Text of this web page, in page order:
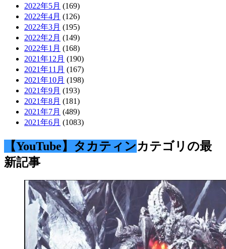
2022年5月 (169)
2022年4月 (126)
2022年3月 (195)
2022年2月 (149)
2022年1月 (168)
2021年12月 (190)
2021年11月 (167)
2021年10月 (198)
2021年9月 (193)
2021年8月 (181)
2021年7月 (489)
2021年6月 (1083)
【YouTube】タカティンカテゴリの最
新記事